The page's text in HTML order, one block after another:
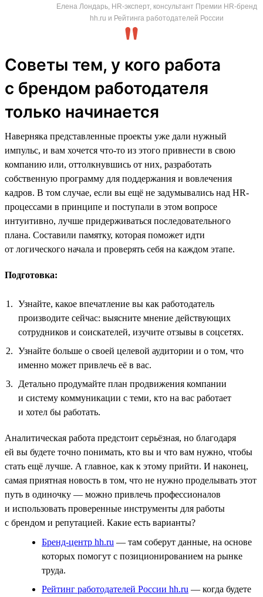
Елена Лондарь, HR-эксперт, консультант Премии HR-бренд
hh.ru и Рейтинга работодателей России
Советы тем, у кого работа
с брендом работодателя
только начинается
Наверняка представленные проекты уже дали нужный
импульс, и вам хочется что-то из этого привнести в свою
компанию или, оттолкнувшись от них, разработать
собственную программу для поддержания и вовлечения
кадров. В том случае, если вы ещё не задумывались над HR-
процессами в принципе и поступали в этом вопросе
интуитивно, лучше придерживаться последовательного
плана. Составили памятку, которая поможет идти
от логического начала и проверять себя на каждом этапе.
Подготовка:
Узнайте, какое впечатление вы как работодатель
производите сейчас: выясните мнение действующих
сотрудников и соискателей, изучите отзывы в соцсетях.
Узнайте больше о своей целевой аудитории и о том, что
именно может привлечь её в вас.
Детально продумайте план продвижения компании
и систему коммуникации с теми, кто на вас работает
и хотел бы работать.
Аналитическая работа предстоит серьёзная, но благодаря
ей вы будете точно понимать, кто вы и что вам нужно, чтобы
стать ещё лучше. А главное, как к этому прийти. И наконец,
самая приятная новость в том, что не нужно проделывать этот
путь в одиночку — можно привлечь профессионалов
и использовать проверенные инструменты для работы
с брендом и репутацией. Какие есть варианты?
Бренд-центр hh.ru — там соберут данные, на основе
которых помогут с позиционированием на рынке
труда.
Рейтинг работодателей России hh.ru — когда будете